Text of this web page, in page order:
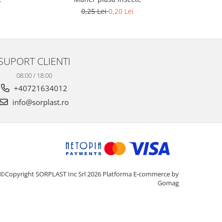
0,25 Lei0,20 Lei
CLIENTI
08:00 / 18:00
+40721634012
info@sorplast.ro
©Copyright SORPLAST Inc Srl 2026 Platforma E-commerce by
Gomag